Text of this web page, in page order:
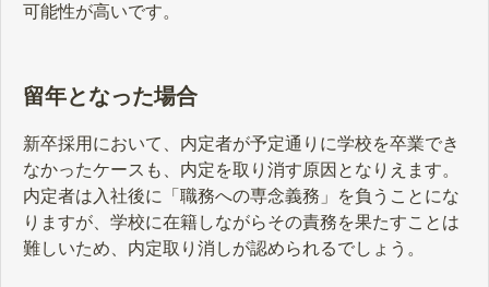
可能性が高いです。
留年となった場合
新卒採用において、内定者が予定通りに学校を卒業でき
なかったケースも、内定を取り消す原因となりえます。
内定者は入社後に「職務への専念義務」を負うことにな
りますが、学校に在籍しながらその責務を果たすことは
難しいため、内定取り消しが認められるでしょう。